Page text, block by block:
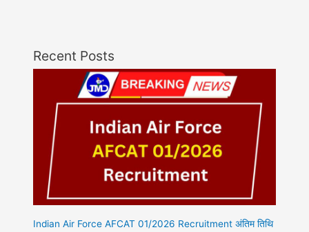
Recent Posts
Indian Air Force AFCAT 01/2026 Recruitment अंतिम तिथि